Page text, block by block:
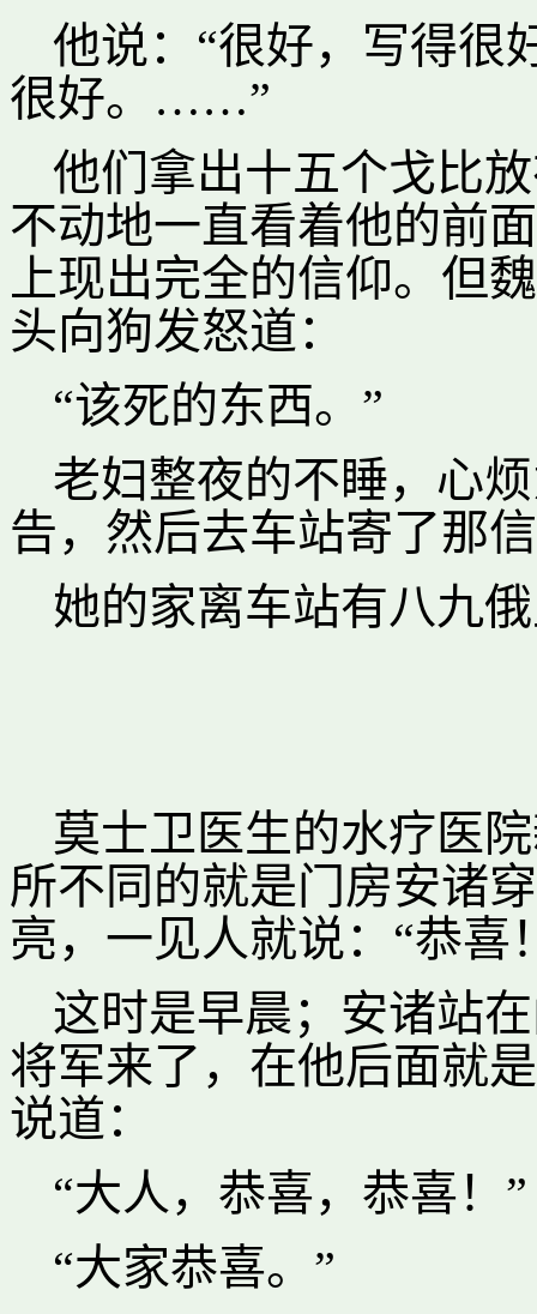
他说：“很好，写得
很好。……”
他们拿出十五个戈比
不动地一直看着他的前
上现出完全的信仰。但
头向狗发怒道：
“该死的东西。”
老妇整夜的不睡，心
告，然后去车站寄了那
她的家离车站有八九
莫士卫医生的水疗医
所不同的就是门房安诸
亮，一见人就说：“恭喜
这时是早晨；安诸站
将军来了，在他后面就
说道：
“大人，恭喜，恭喜！”
“大家恭喜。”